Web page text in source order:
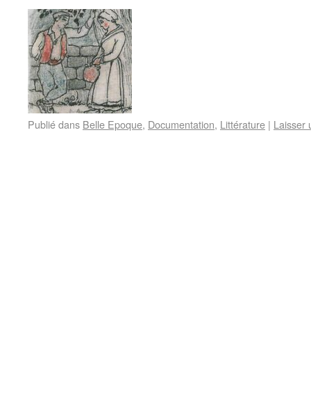
Publié dans Belle Epoque, Documentation, Littérature | Laisser